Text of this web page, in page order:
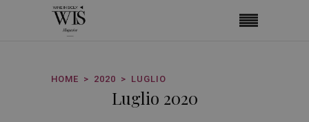
HOME 2020 LUGLIO
Luglio 2020